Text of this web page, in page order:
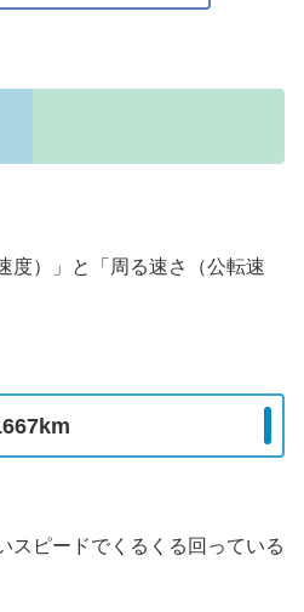
度）」と「周る速さ（公転速
スピードでくるくる回っている